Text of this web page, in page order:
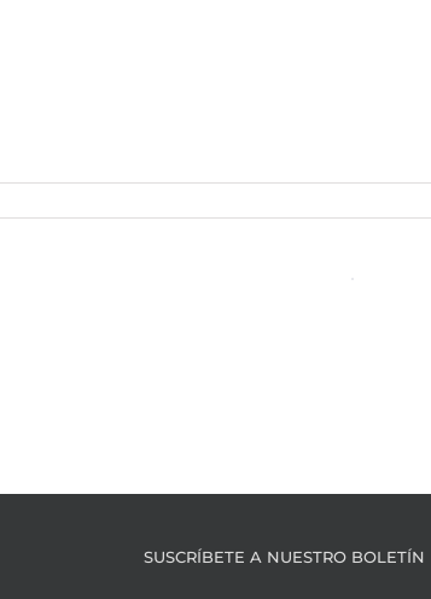
SUSCRÍBETE A NUESTRO BOLETÍN